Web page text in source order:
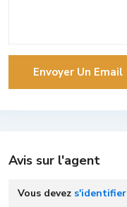
Avis sur l'agent
Vous devez s'identifier